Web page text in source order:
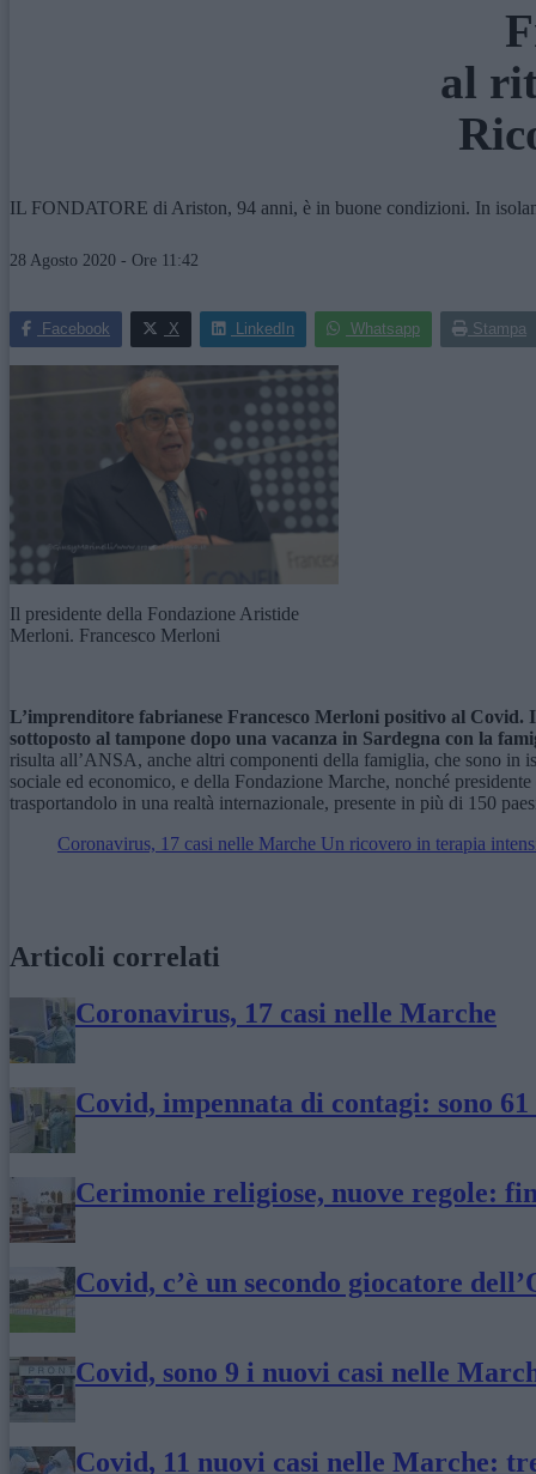
al
IL FONDATORE di Ariston, 94 anni, è in buone condizioni. In
28 Agosto 2020 - Ore 11:42
Facebook X LinkedIn Whatsapp Stampa
Il presidente della Fondazione Aristide
Merloni. Francesco Merloni
L’imprenditore fabrianese Francesco Merloni positivo al
sottoposto al tampone dopo una vacanza in Sardegna con la
risulta all’ANSA, anche altri componenti della famiglia, che sono in
sociale ed economico, e della Fondazione Marche, nonché
trasportandolo in una realtà internazionale, presente in più di 150
Coronavirus, 17 casi nelle Marche Un ricovero in terapia
Articoli correlati
Coronavirus, 17 casi nelle Marche
Covid, impennata di contagi: sono
Cerimonie religiose, nuove regole:
Covid, c’è un secondo giocatore
Covid, sono 9 i nuovi casi nelle
Covid, 11 nuovi casi nelle Marche: